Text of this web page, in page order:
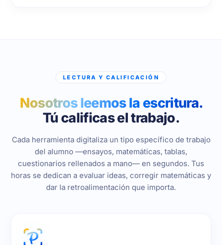
LECTURA Y CALIFICACIÓN
Nosotros leemos la escritura.
Tú calificas el trabajo.
Cada herramienta digitaliza un tipo específico de trabajo
del alumno —ensayos, matemáticas, tablas,
cuestionarios rellenados a mano— en segundos. Tus
horas se dedican a evaluar ideas, corregir matemáticas y
dar la retroalimentación que importa.